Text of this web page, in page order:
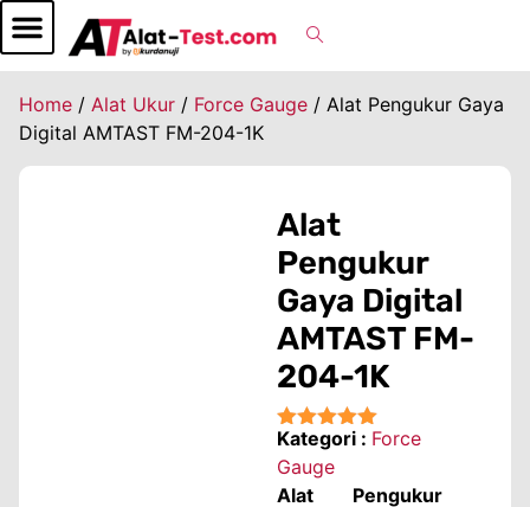
Home / Alat Ukur / Force Gauge / Alat Pengukur Gaya
Digital AMTAST FM-204-1K
Alat
Pengukur
Gaya Digital
AMTAST FM-
204-1K
★★★★★
Kategori : Force
Gauge
Alat Pengukur